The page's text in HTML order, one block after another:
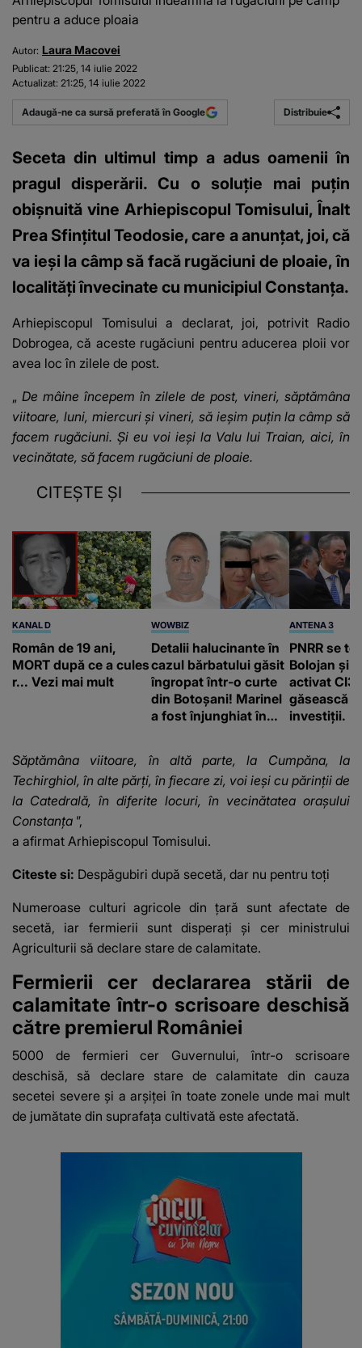
pentru a aduce ploaia
Autor: Laura Macovei
Publicat: 21:25, 14 iulie 2022
Actualizat: 21:25, 14 iulie 2022
Adaugă-ne ca sursă preferată în Google Distribuie
Seceta din ultimul timp a adus oamenii în
pragul disperării. Cu o soluție mai puțin
obișnuită vine Arhiepiscopul Tomisului, Înalt
Prea Sfinţitul Teodosie, care a anunţat, joi, că
va ieşi la câmp să facă rugăciuni de ploaie, în
localităţi învecinate cu municipiul Constanţa.
Arhiepiscopul Tomisului a declarat, joi, potrivit Radio
Dobrogea, că aceste rugăciuni pentru aducerea ploii vor
avea loc în zilele de post.
„ De mâine începem în zilele de post, vineri, săptămâna
viitoare, luni, miercuri şi vineri, să ieşim puţin la câmp să
facem rugăciuni. Şi eu voi ieşi la Valu lui Traian, aici, în
vecinătate, să facem rugăciuni de ploaie.
CITEȘTE ȘI
KANAL D
Român de 19 ani,
MORT după ce a cules
r... Vezi mai mult
WOWBIZ
Detalii halucinante în
cazul bărbatului găsit
îngropat într-o curte
din Botoșani! Marinel
a fost înjunghiat în
suspecți
ANTENA 3
PNRR se
Bolojan și
activat
găsească
investiții.
Săptămâna viitoare, în altă parte, la Cumpăna, la
Techirghiol, în alte părţi, în fiecare zi, voi ieşi cu părinţii de
la Catedrală, în diferite locuri, în vecinătatea oraşului
Constanţa ”,
a afirmat Arhiepiscopul Tomisului.
Citeste si: Despăgubiri după secetă, dar nu pentru toți
Numeroase culturi agricole din ţară sunt afectate de
secetă, iar fermierii sunt disperați și cer ministrului
Agriculturii să declare stare de calamitate.
Fermierii cer declararea stării de
calamitate într-o scrisoare deschisă
către premierul României
5000 de fermieri cer Guvernului, într-o scrisoare
deschisă, să declare stare de calamitate din cauza
secetei severe și a arșiței în toate zonele unde mai mult
de jumătate din suprafața cultivată este afectată.